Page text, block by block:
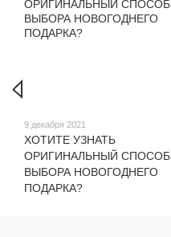
9 декабря 2021
ХОТИТЕ УЗНАТЬ
ОРИГИНАЛЬНЫЙ СПОСОБ
ВЫБОРА НОВОГОДНЕГО
ПОДАРКА?